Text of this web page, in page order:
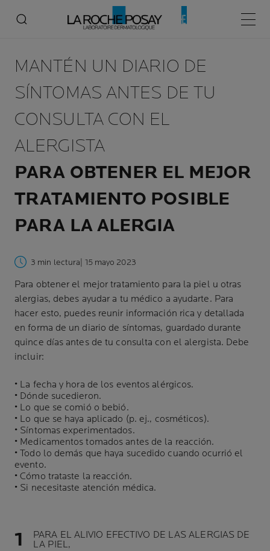
Menú
MANTÉN UN DIARIO DE
SÍNTOMAS ANTES DE TU
CONSULTA CON EL
ALERGISTA
PARA OBTENER EL MEJOR
TRATAMIENTO POSIBLE
PARA LA ALERGIA
3 min lectura | 15 mayo 2023
Para obtener el mejor tratamiento para la piel u otras
alergias, debes ayudar a tu médico a ayudarte. Para
hacer esto, puedes reunir información rica y detallada
en forma de un diario de síntomas, guardado durante
quince días antes de tu consulta con el alergista. Debe
incluir:
• La fecha y hora de los eventos alérgicos.
• Dónde sucedieron.
• Lo que se comió o bebió.
• Lo que se haya aplicado (p. ej., cosméticos).
• Síntomas experimentados.
• Medicamentos tomados antes de la reacción.
• Todo lo demás que haya sucedido cuando ocurrió el
evento.
• Cómo trataste la reacción.
• Si necesitaste atención médica.
PARA EL ALIVIO EFECTIVO DE LAS ALERGIAS DE
LA PIEL,